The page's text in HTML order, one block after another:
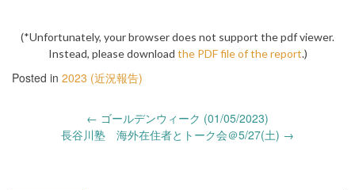
(*Unfortunately, your browser does not support the pdf viewer.
Instead, please download the PDF file of the report.)
Posted in 2023 (近況報告)
navigation
← ゴールデンウィーク (01/05/2023)
長谷川塾 海外在住者とトーク会＠5/27(土) →